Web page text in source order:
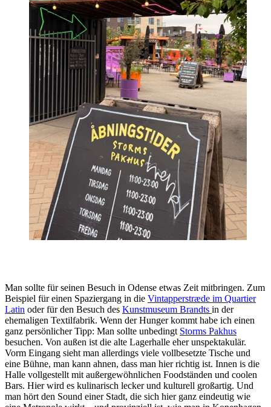
Man sollte für seinen Besuch in Odense etwas Zeit mitbringen. Zum
Beispiel für einen Spaziergang in die Vintapperstræde im Quartier
Latin oder für den Besuch des Kunstmuseum Brandts in der
ehemaligen Textilfabrik. Wenn der Hunger kommt habe ich einen
ganz persönlicher Tipp: Man sollte unbedingt Storms Pakhus
besuchen. Von außen ist die alte Lagerhalle eher unspektakulär.
Vorm Eingang sieht man allerdings viele vollbesetzte Tische und
eine Bühne, man kann ahnen, dass man hier richtig ist. Innen is die
Halle vollgestellt mit außergewöhnlichen Foodständen und coolen
Bars. Hier wird es kulinarisch lecker und kulturell großartig. Und
man hört den Sound einer Stadt, die sich hier ganz eindeutig wie